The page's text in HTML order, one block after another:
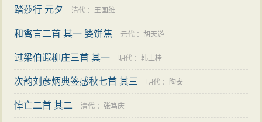
踏莎行 元夕 清代 ：王国维
和禽言二首 其一 婆饼焦 元代 ：胡天游
过梁伯遐柳庄三首 其一 明代 ：韩上桂
次韵刘彦炳典签感秋七首 其三 明代 ： 陶安
悼亡二首 其二 清代 ： 张笃庆